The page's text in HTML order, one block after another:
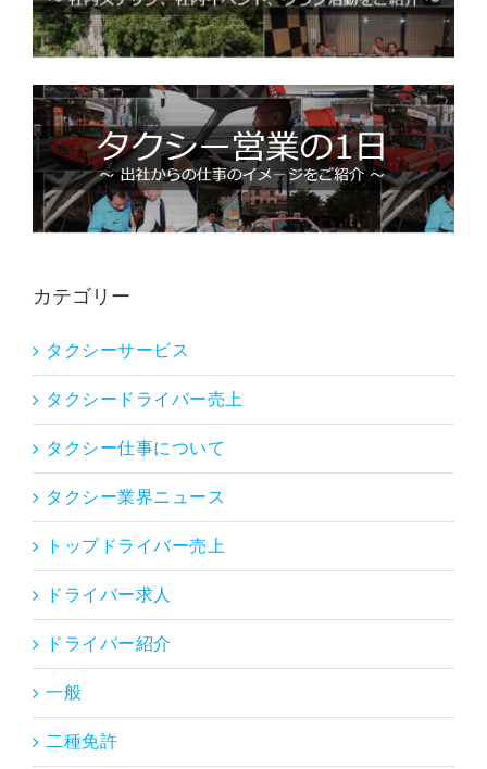
カテゴリー
タクシーサービス
タクシードライバー売上
タクシー仕事について
タクシー業界ニュース
トップドライバー売上
ドライバー求人
ドライバー紹介
一般
二種免許